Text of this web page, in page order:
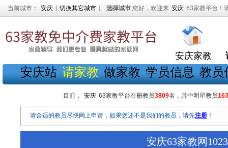
当前城市： 安庆 [ 切换其它城市 ] 选择城市 您好，欢迎来 安庆 63家教平台！
安庆家教
安庆站 请家教 做家教 学员信息 教员
目前， 安庆 63家教平台在册教员3809名，其中明星教员163
请合适的教员尽快网上申请，如果您还不是我们的教员，请先注册 ！
安庆63家教网